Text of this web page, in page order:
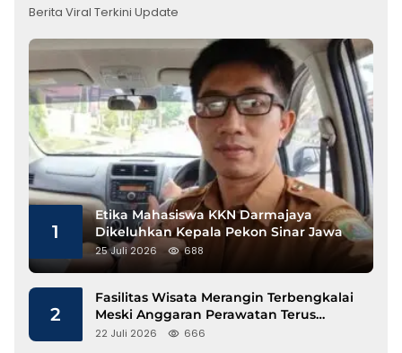
Berita Viral Terkini Update
1
Etika Mahasiswa KKN Darmajaya
Dikeluhkan Kepala Pekon Sinar Jawa
25 Juli 2026 688
2
Fasilitas Wisata Merangin Terbengkalai
Meski Anggaran Perawatan Terus
Mengalir
22 Juli 2026 666